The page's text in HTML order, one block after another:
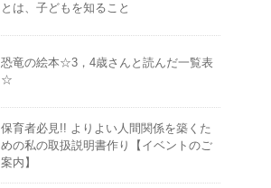
とは、子どもを知ること
恐竜の絵本☆3，4歳さんと読んだ一覧表
☆
保育者必見!! よりよい人間関係を築くた
めの私の取扱説明書作り【イベントのご
案内】